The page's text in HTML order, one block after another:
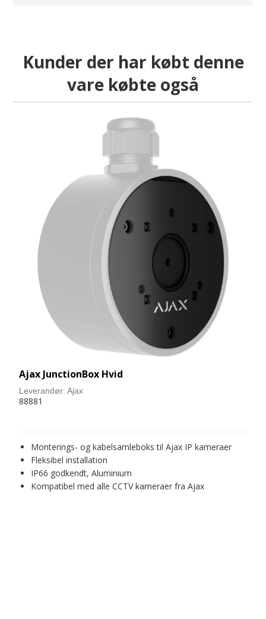
Kunder der har købt denne
vare købte også
Ajax JunctionBox Hvid
Leverandør: Ajax
88881
Monterings- og kabelsamleboks til Ajax IP kameraer
Fleksibel installation
IP66 godkendt, Aluminium
Kompatibel med alle CCTV kameraer fra Ajax